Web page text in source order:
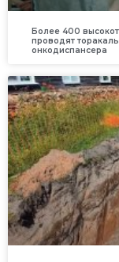
Более 400
проводят
онкодиспансера